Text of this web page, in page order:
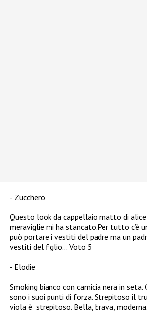
Zucchero
Questo look da cappellaio matto di
meraviglie mi ha stancato.Per tutto c’è
può portare i vestiti del padre ma un
vestiti del figlio… Voto 5
Elodie
Smoking bianco con camicia nera in seta.
sono i suoi punti di forza. Strepitoso il
viola è strepitoso. Bella, brava,